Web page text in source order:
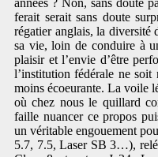
ferait serait sans doute
régatier anglais, la diversité
sa vie, loin de conduire à
plaisir et l’envie d’être
l’institution fédérale ne
moins écoeurante. La voile
où chez nous le quillard
faille nuancer ce propos
un véritable engouement
5.7, 7.5, Laser SB 3…),